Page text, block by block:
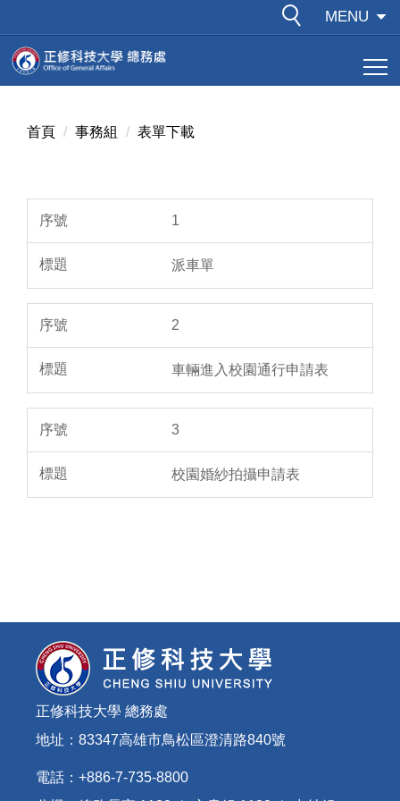
到
主
要
MENU
首頁 事務組 表單下載
1
派車單
2
車輛進入校園通行申請表
3
校園婚紗拍攝申請表
正修科技大學 總務處
地址：83347高雄市鳥松區澄清路840號
電話：+886-7-735-8800